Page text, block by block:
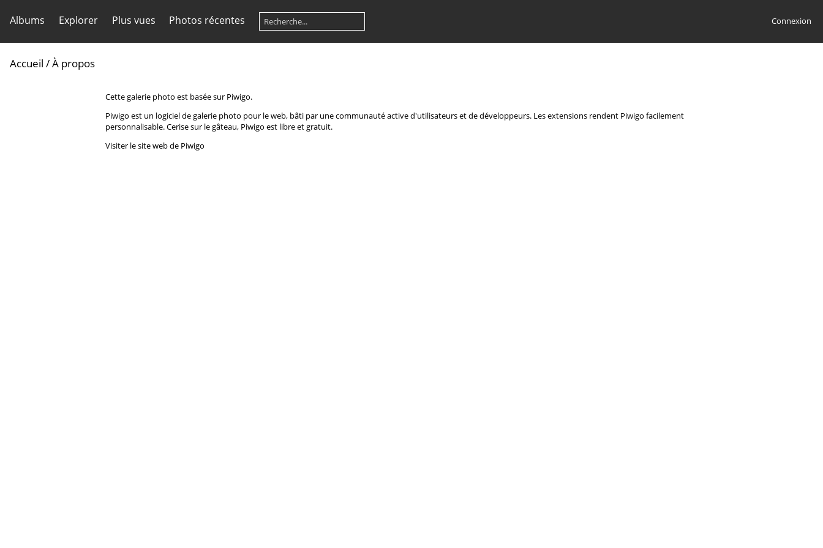
Albums Explorer Plus vues Photos récentes Connexion
Accueil / À propos
Cette galerie photo est basée sur Piwigo.
Piwigo est un logiciel de galerie photo pour le web, bâti par une communauté active d'utilisateurs et de développeurs. Les extensions rendent Piwigo facilement
personnalisable. Cerise sur le gâteau, Piwigo est libre et gratuit.
Visiter le site web de Piwigo